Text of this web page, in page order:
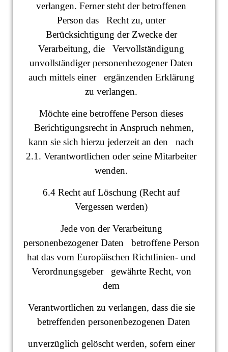
verlangen. Ferner steht der betroffenen
Person das Recht zu, unter
Berücksichtigung der Zwecke der
Verarbeitung, die Vervollständigung
unvollständiger personenbezogener Daten
auch mittels einer ergänzenden Erklärung
zu verlangen.
Möchte eine betroffene Person dieses
Berichtigungsrecht in Anspruch nehmen,
kann sie sich hierzu jederzeit an den nach
2.1. Verantwortlichen oder seine Mitarbeiter
wenden.
6.4 Recht auf Löschung (Recht auf
Vergessen werden)
Jede von der Verarbeitung
personenbezogener Daten betroffene Person
hat das vom Europäischen Richtlinien- und
Verordnungsgeber gewährte Recht, von
dem
Verantwortlichen zu verlangen, dass die sie
betreffenden personenbezogenen Daten
unverzüglich gelöscht werden, sofern einer